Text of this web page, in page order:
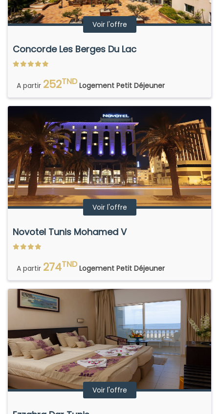
Voir l'offre
Concorde Les Berges Du Lac
A partir 252TND Logement Petit Déjeuner
Voir l'offre
Novotel Tunis Mohamed V
A partir 274TND Logement Petit Déjeuner
Voir l'offre